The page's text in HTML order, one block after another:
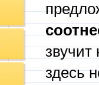
звучит
здесь